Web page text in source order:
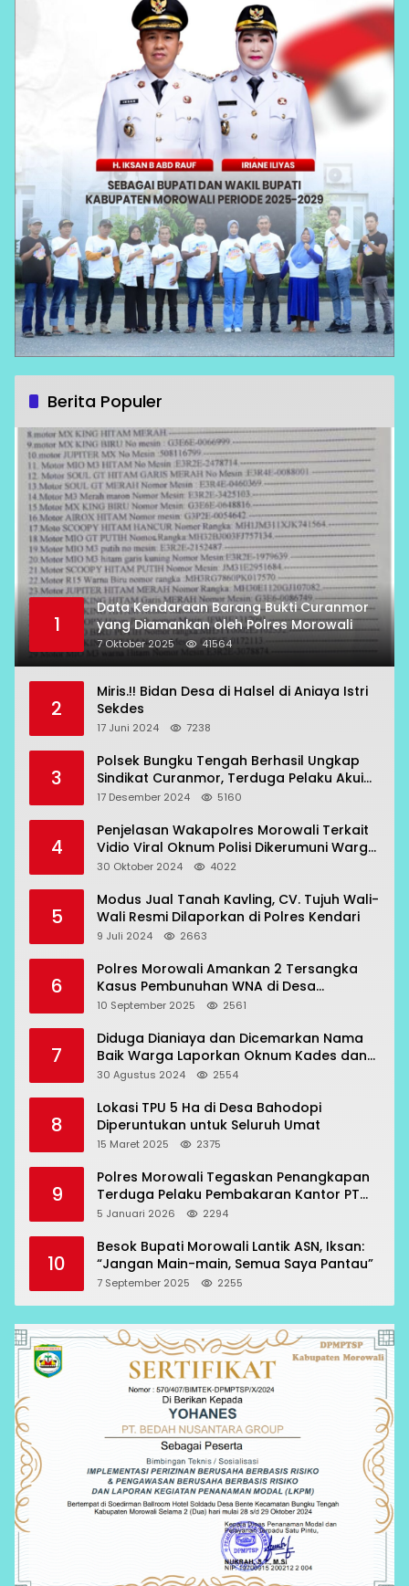
Berita Populer
1
Data Kendaraan Barang Bukti Curanmor
yang Diamankan oleh Polres Morowali
7 Oktober 2025 41564
2
Miris.!! Bidan Desa di Halsel di Aniaya Istri
Sekdes
17 Juni 2024 7238
3
Polsek Bungku Tengah Berhasil Ungkap
Sindikat Curanmor, Terduga Pelaku Akui
Beraksi di 7 Lokasi
17 Desember 2024 5160
4
Penjelasan Wakapolres Morowali Terkait
Vidio Viral Oknum Polisi Dikerumuni Warga
Bahodopi
30 Oktober 2024 4022
5
Modus Jual Tanah Kavling, CV. Tujuh Wali-
Wali Resmi Dilaporkan di Polres Kendari
9 Juli 2024 2663
6
Polres Morowali Amankan 2 Tersangka
Kasus Pembunuhan WNA di Desa
Topogaro
10 September 2025 2561
7
Diduga Dianiaya dan Dicemarkan Nama
Baik Warga Laporkan Oknum Kades dan
Oknum Polisi
30 Agustus 2024 2554
8
Lokasi TPU 5 Ha di Desa Bahodopi
Diperuntukan untuk Seluruh Umat
15 Maret 2025 2375
9
Polres Morowali Tegaskan Penangkapan
Terduga Pelaku Pembakaran Kantor PT
RCP Sesuai Prosedur
5 Januari 2026 2294
10
Besok Bupati Morowali Lantik ASN, Iksan:
“Jangan Main-main, Semua Saya Pantau”
7 September 2025 2255